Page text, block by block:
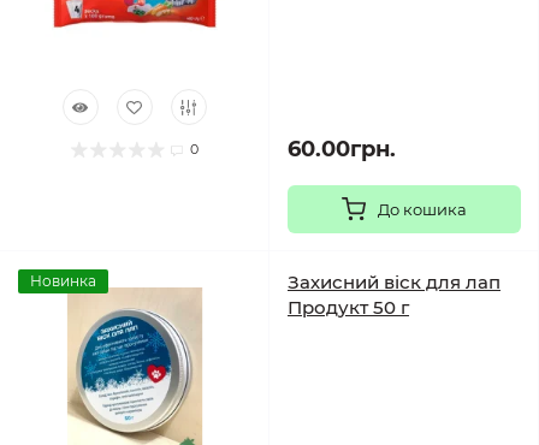
0 60.00грн.
До кошика
Новинка
Захисний віск для лап
Продукт 50 г